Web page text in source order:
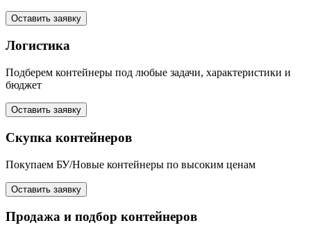
Оставить заявку
Логистика
Подберем контейнеры под любые задачи, характеристики и
бюджет
Оставить заявку
Скупка контейнеров
Покупаем БУ/Новые контейнеры по высоким ценам
Оставить заявку
Продажа и подбор контейнеров